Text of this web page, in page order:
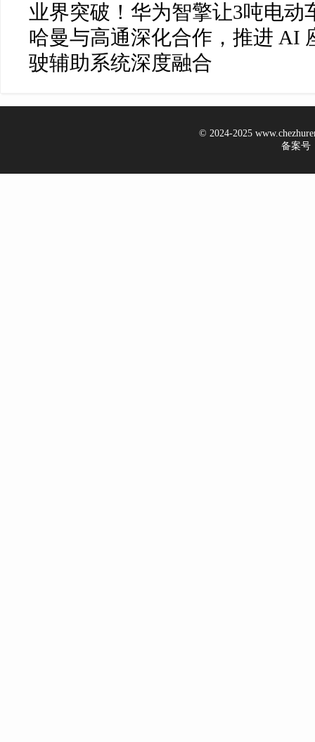
业界突破！华为智擎让3吨电动
哈曼与高通深化合作，推进 AI
驶辅助系统深度融合
© 2024-2025
备案号